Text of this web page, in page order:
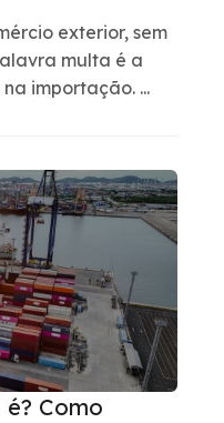
exterior, sem
multa é a
importação. ...
Como